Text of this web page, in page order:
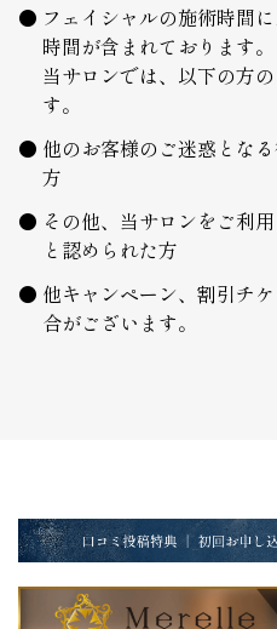
フェイシャルの施術時間
時間が含まれております。
当サロンでは、以下の方
す。
他のお客様のご迷惑とな
方
その他、当サロンをご利
と認められた方
他キャンペーン、割引チ
合がございます。